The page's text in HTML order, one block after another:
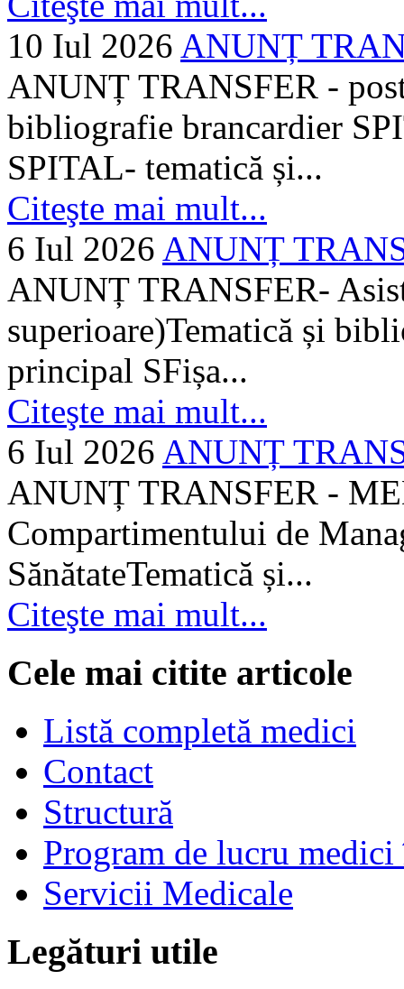
10 Iul 2026 ANUNȚ
ANUNȚ TRANSFER -
bibliografie brancardier
SPITAL- tematică și...
Citeşte mai mult...
6 Iul 2026 ANUNȚ
ANUNȚ TRANSFER-
superioare)Tematică și
principal SFișa...
Citeşte mai mult...
6 Iul 2026 ANUNȚ
ANUNȚ TRANSFER -
Compartimentului de
SănătateTematică și...
Citeşte mai mult...
Cele mai citite articole
Listă completă medici
Contact
Structură
Program de lucru
Servicii Medicale
Legături utile